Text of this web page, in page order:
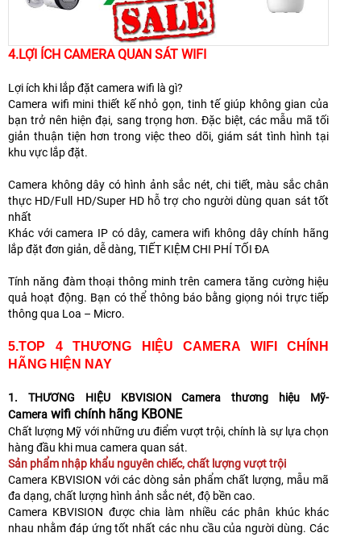
4.LỢI ÍCH CAMERA QUAN SÁT WIFI
Lợi ích khi lắp đặt camera wifi là gì?
Camera wifi mini thiết kế nhỏ gọn, tinh tế giúp không gian của
bạn trở nên hiện đại, sang trọng hơn. Đặc biệt, các mẫu mã tối
giản thuận tiện hơn trong việc theo dõi, giám sát tình hình tại
khu vực lắp đặt.
Camera không dây có hình ảnh sắc nét, chi tiết, màu sắc chân
thực HD/Full HD/Super HD hỗ trợ cho người dùng quan sát tốt
nhất
Khác với camera IP có dây, camera wifi không dây chính hãng
lắp đặt đơn giản, dễ dàng, TIẾT KIỆM CHI PHÍ TỐI ĐA
Tính năng đàm thoại thông minh trên camera tăng cường hiệu
quả hoạt động. Bạn có thể thông báo bằng giọng nói trực tiếp
thông qua Loa – Micro.
5.TOP 4 THƯƠNG HIỆU CAMERA WIFI CHÍNH
HÃNG HIỆN NAY
1. THƯƠNG HIỆU KBVISION Camera thương hiệu Mỹ-
Camera wifi chính hãng KBONE
Chất lượng Mỹ với những ưu điểm vượt trội, chính là sự lựa chọn
hàng đầu khi mua camera quan sát.
Sản phẩm nhập khẩu nguyên chiếc, chất lượng vượt trội
Camera KBVISION với các dòng sản phẩm chất lượng, mẫu mã
đa dạng, chất lượng hình ảnh sắc nét, độ bền cao.
Camera KBVISION được chia làm nhiều các phân khúc khác
nhau nhằm đáp ứng tốt nhất các nhu cầu của người dùng. Các